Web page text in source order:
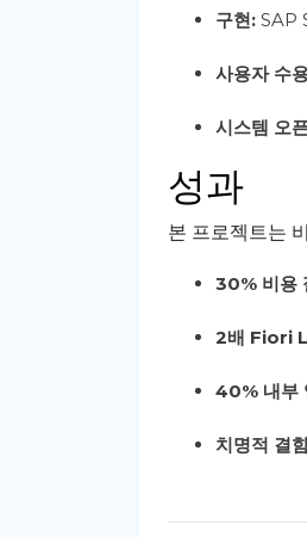
구현: SAP
사용자 수
시스템 오
성과
본 프로젝트는
30% 비용
2배 Fiori
40% 내부
치명적 결